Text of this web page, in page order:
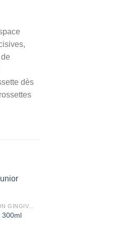
dès
BAIN DE BOUCHE ET SOLUTION GINGIVALE
300ml